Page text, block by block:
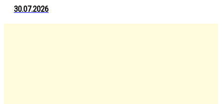
30.07.2026